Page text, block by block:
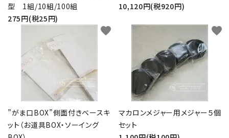
型 1組/10組/100組
275円(税25円)
10,120円(税920円)
”がま口BOX”側面付きベースキ
ット（お道具BOX・ソーイング
favorite
マカロンメジャー用メジャー５個
セット
favorite